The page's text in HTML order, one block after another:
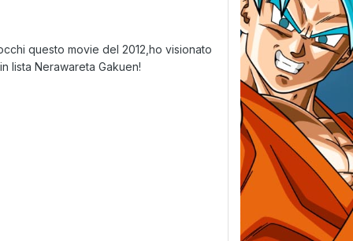
questo movie del 2012,ho visionato
lista Nerawareta Gakuen!